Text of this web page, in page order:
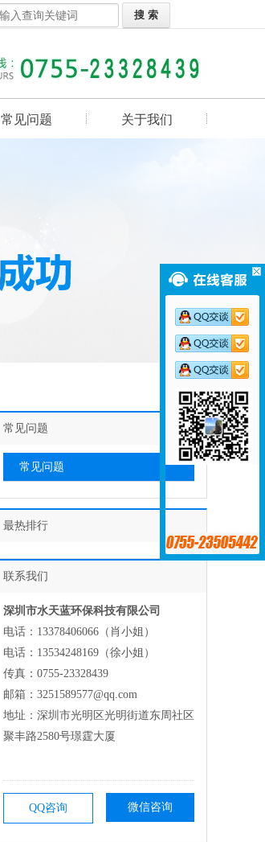
常见问题 关于我们
常见问题
常见问题
最热排行
联系我们
深圳市水天蓝环保科技有限公司
电话：13378406066（肖小姐）
电话：13534248169（徐小姐）
传真：0755-23328439
邮箱：3251589577@qq.com
地址：深圳市光明区光明街道东周社区
聚丰路2580号璟霆大厦
QQ咨询 微信咨询